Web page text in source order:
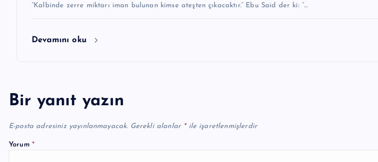
“Kalbinde zerre miktarı iman bulunan kimse ateşten çıkacaktır.” Ebu Said der ki: “…
Devamını oku
Bir yanıt yazın
E-posta adresiniz yayınlanmayacak. Gerekli alanlar *ile işaretlenmişlerdir
Yorum *